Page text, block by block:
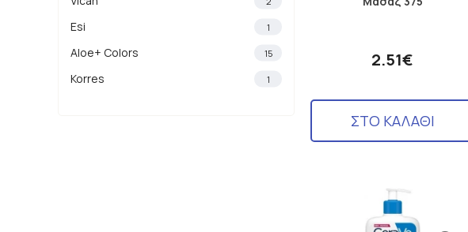
Esi 1
Aloe+ Colors 15
Korres 1
2.51€
ΣΤΟ ΚΑΛΑΘΙ